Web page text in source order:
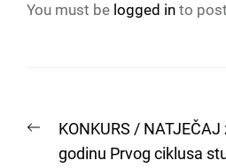
You must be logged in to
navigation
Previous
post:
KONKURS /
godinu Prvog ciklusa